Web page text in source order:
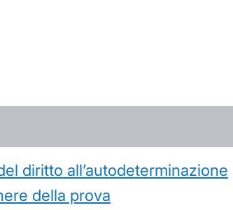
diritto all’autodeterminazione
della prova